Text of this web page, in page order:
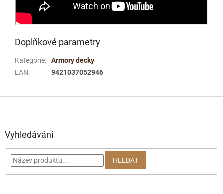
Doplňkové parametry
Kategorie:
Armory decky
EAN: 9421037052946
Vyhledávání
HLEDAT